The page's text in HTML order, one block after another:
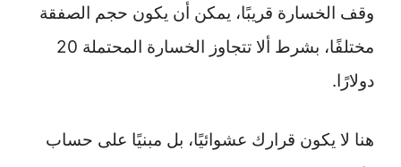
وقف الخسارة قريبًا، يمكن أن يكون حجم الصفقة
مختلفًا، بشرط ألا تتجاوز الخسارة المحتملة 20
دولارًا.
هنا لا يكون قرارك عشوائيًا، بل مبنيًا على حساب